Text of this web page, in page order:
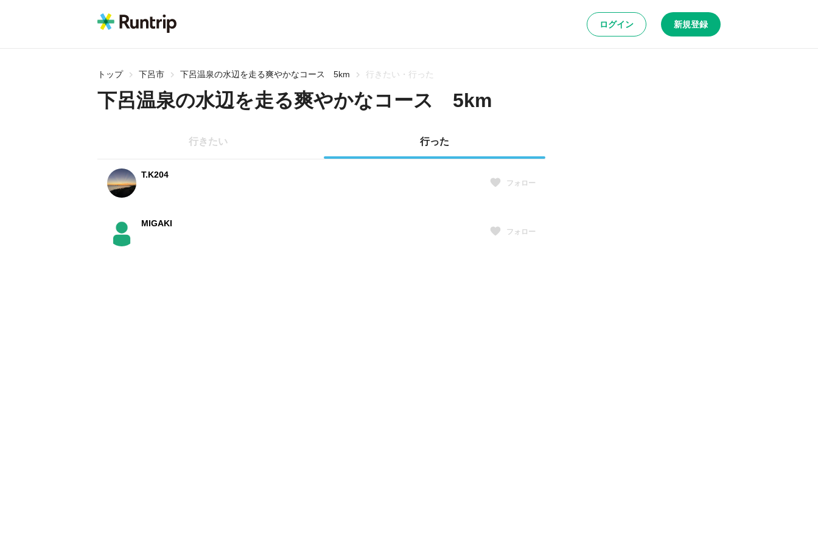
ログイン 新規登録
トップ 下呂市 下呂温泉の水辺を走る爽やかなコース 5km 行きたい・行った
下呂温泉の水辺を走る爽やかなコース 5km
行きたい 行った
T.K204
フォロー
MIGAKI
フォロー